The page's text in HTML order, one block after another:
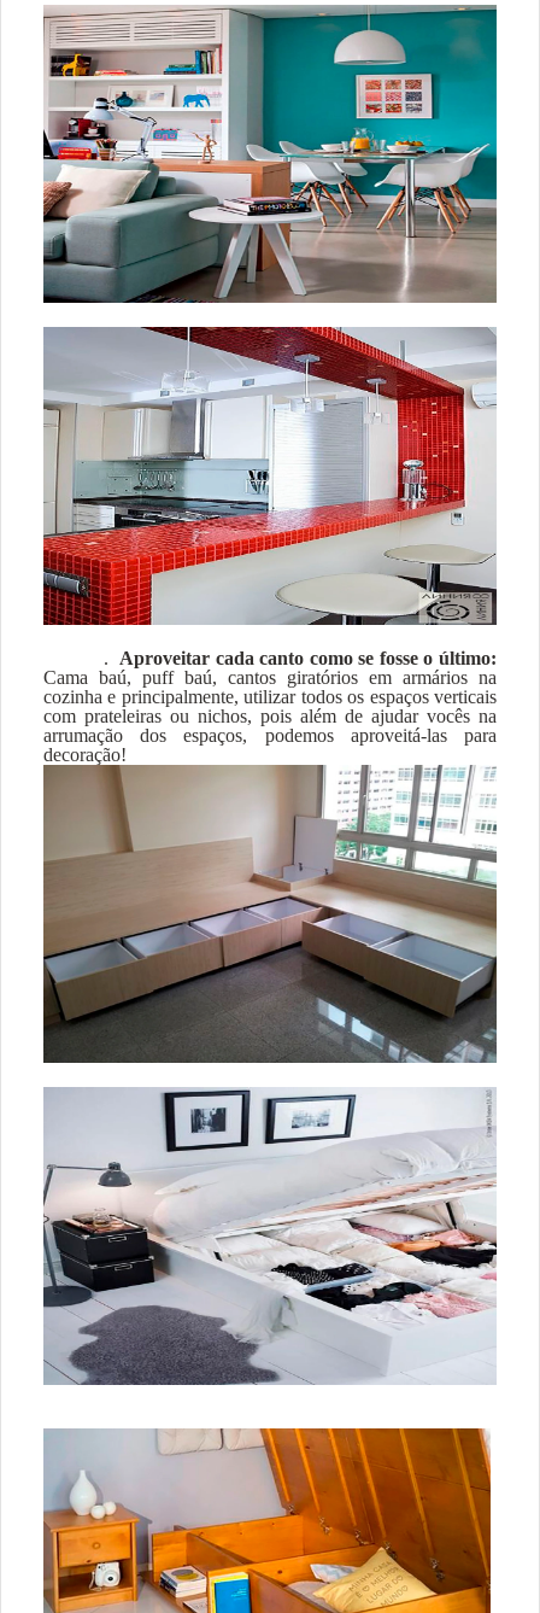
. Aproveitar cada canto como se fosse o último:
Cama baú, puff baú, cantos giratórios em armários na
cozinha e principalmente, utilizar todos os espaços verticais
com prateleiras ou nichos, pois além de ajudar vocês na
arrumação dos espaços, podemos aproveitá-las para
decoração!